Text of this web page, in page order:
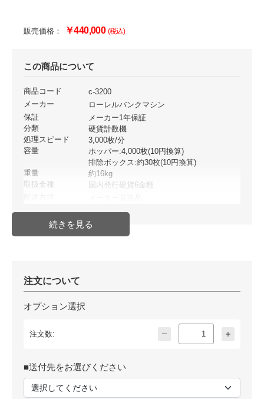
販売価格： ￥440,000 (税込)
この商品について
商品コード
c-3200
メーカー
ローレルバンクマシン
保証
メーカー1年保証
分類
硬貨計数機
処理スピード
3,000枚/分
容量
ホッパー:4,000枚(10円換算)
排除ボックス:約30枚(10円換算)
重量
約16kg
取扱金種
国内発行硬貨6金種
納期確認必要商品(取り寄せ・受注
生産等)
注文について
オプション選択
注文数:
■送付先をお選びください